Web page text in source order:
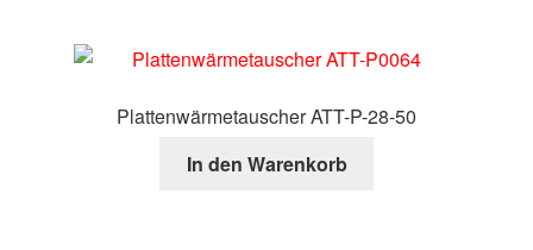
Plattenwärmetauscher ATT-P-28-50
In den Warenkorb